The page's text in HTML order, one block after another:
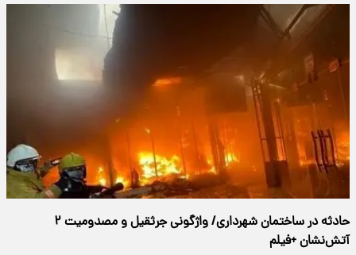
حادثه در ساختمان شهرداری/ واژگونی جرثقیل و مصدومیت ۲
آتش‌نشان +فیلم